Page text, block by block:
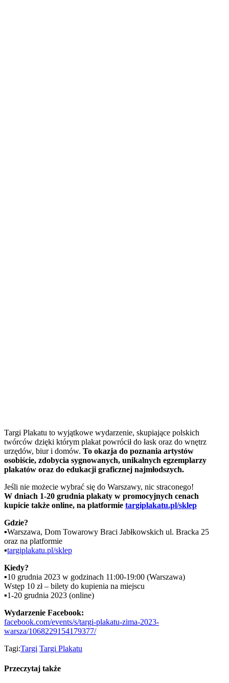
Targi Plakatu to wyjątkowe wydarzenie, skupiające polskich
twórców dzięki którym plakat powrócił do łask oraz do wnętrz
urzędów, biur i domów. To okazja do poznania artystów
osobiście, zdobycia sygnowanych, unikalnych egzemplarzy
plakatów oraz do edukacji graficznej najmłodszych.
Jeśli nie możecie wybrać się do Warszawy, nic straconego!
W dniach 1-20 grudnia plakaty w promocyjnych cenach
kupicie także online, na platformie targiplakatu.pl/sklep
Gdzie?
▪️Warszawa, Dom Towarowy Braci Jabłkowskich ul. Bracka 25
oraz na platformie
▪️targiplakatu.pl/sklep
Kiedy?
▪️10 grudnia 2023 w godzinach 11:00-19:00 (Warszawa)
Wstęp 10 zł – bilety do kupienia na miejscu
▪️1-20 grudnia 2023 (online)
Wydarzenie Facebook:
facebook.com/events/s/targi-plakatu-zima-2023-
warsza/1068229154179377/
Tagi:Targi Targi Plakatu
Przeczytaj także